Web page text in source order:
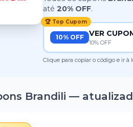
até20% OFF.
🏆 Top Cupom
10% OFF VER
10% OFF
Clique para copiar o código e ir à
Brandili —